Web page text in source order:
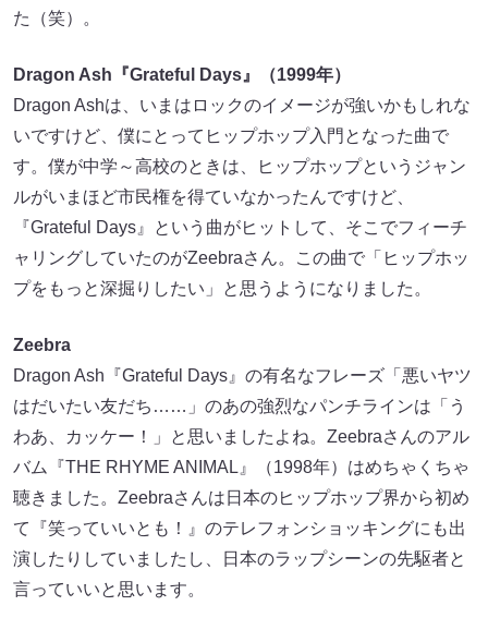
た（笑）。
Dragon Ash『Grateful Days』（1999年）
Dragon Ashは、いまはロックのイメージが強いかもしれな
いですけど、僕にとってヒップホップ入門となった曲で
す。僕が中学～高校のときは、ヒップホップというジャン
ルがいまほど市民権を得ていなかったんですけど、
『Grateful Days』という曲がヒットして、そこでフィーチ
ャリングしていたのがZeebraさん。この曲で「ヒップホッ
プをもっと深掘りしたい」と思うようになりました。
Zeebra
Dragon Ash『Grateful Days』の有名なフレーズ「悪いヤツ
はだいたい友だち……」のあの強烈なパンチラインは「う
わあ、カッケー！」と思いましたよね。Zeebraさんのアル
バム『THE RHYME ANIMAL』（1998年）はめちゃくちゃ
聴きました。Zeebraさんは日本のヒップホップ界から初め
て『笑っていいとも！』のテレフォンショッキングにも出
演したりしていましたし、日本のラップシーンの先駆者と
言っていいと思います。